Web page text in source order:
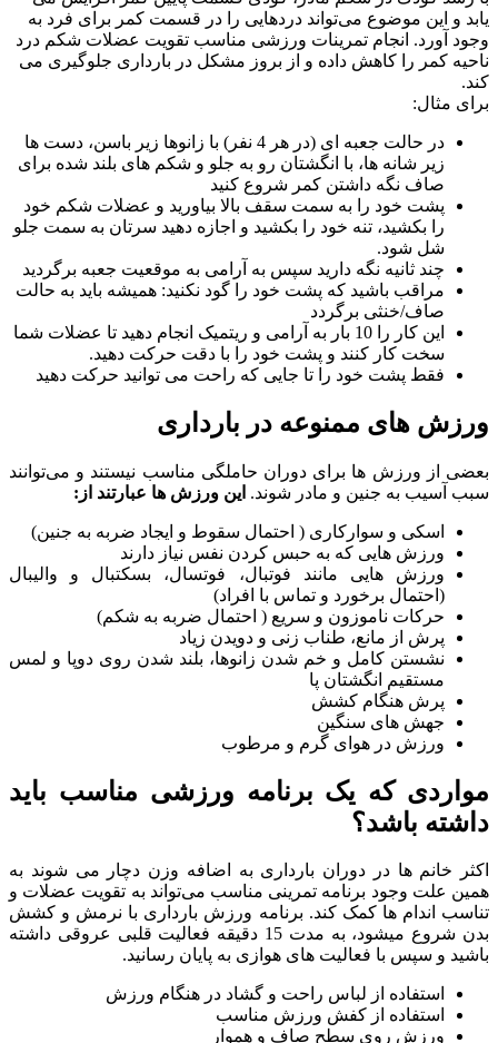
یابد و این موضوع می‌تواند دردهایی را در قسمت کمر برای فرد به
وجود آورد. انجام تمرینات ورزشی مناسب تقویت عضلات شکم درد
ناحیه کمر را کاهش داده و از بروز مشکل در بارداری جلوگیری می
کند.
برای مثال:
در حالت جعبه ای (در هر 4 نفر) با زانوها زیر باسن، دست ها
زیر شانه ها، با انگشتان رو به جلو و شکم های بلند شده برای
صاف نگه داشتن کمر شروع کنید
پشت خود را به سمت سقف بالا بیاورید و عضلات شکم خود
را بکشید، تنه خود را بکشید و اجازه دهید سرتان به سمت جلو
شل شود.
چند ثانیه نگه دارید سپس به آرامی به موقعیت جعبه برگردید
مراقب باشید که پشت خود را گود نکنید: همیشه باید به حالت
صاف/خنثی برگردد
این کار را 10 بار به آرامی و ریتمیک انجام دهید تا عضلات شما
سخت کار کنند و پشت خود را با دقت حرکت دهید.
فقط پشت خود را تا جایی که راحت می توانید حرکت دهید
ورزش های ممنوعه در بارداری
بعضی از ورزش ها برای دوران حاملگی مناسب نیستند و می‌توانند
سبب آسیب به جنین و مادر شوند. این ورزش ها عبارتند از:
اسکی و سوارکاری ( احتمال سقوط و ایجاد ضربه به جنین)
ورزش هایی که به حبس کردن نفس نیاز دارند
ورزش هایی مانند فوتبال، فوتسال، بسکتبال و والیبال
(احتمال برخورد و تماس با افراد)
حرکات ناموزون و سریع ( احتمال ضربه به شکم)
پرش از مانع، طناب زنی و دویدن زیاد
نشستن کامل و خم شدن زانوها، بلند شدن روی دوپا و لمس
مستقیم انگشتان پا
پرش هنگام کشش
جهش های سنگین
ورزش در هوای گرم و مرطوب
مواردی که یک برنامه ورزشی مناسب باید
داشته باشد؟
اکثر خانم ها در دوران بارداری به اضافه وزن دچار می شوند به
همین علت وجود برنامه تمرینی مناسب می‌تواند به تقویت عضلات و
تناسب اندام ها کمک کند. برنامه ورزش بارداری با نرمش و کشش
بدن شروع میشود، به مدت 15 دقیقه فعالیت قلبی عروقی داشته
باشید و سپس با فعالیت های هوازی به پایان رسانید.
استفاده از لباس راحت و گشاد در هنگام ورزش
استفاده از کفش ورزش مناسب
ورزش روی سطح صاف و هموار